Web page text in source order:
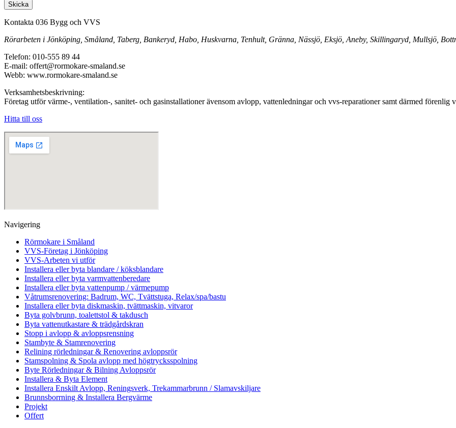
Skicka
Kontakta 036 Bygg och VVS
Rörarbeten i Jönköping, Småland, Taberg, Bankeryd, Habo, Huskvarna, Tenhult, Gränna, Nässjö, Eksjö, Aneby, Skillingaryd, Mullsjö,
Telefon: 010-555 89 44
E-mail: offert@rormokare-smaland.se
Webb: www.rormokare-smaland.se
Verksamhetsbeskrivning:
Företag utför värme-, ventilation-, sanitet- och gasinstallationer ävensom avlopp, vattenledningar och vvs-reparationer samt därmed förenlig
Hitta till oss
Navigering
Rörmokare i Småland
VVS-Företag i Jönköping
VVS-Arbeten vi utför
Installera eller byta blandare / köksblandare
Installera eller byta varmvattenberedare
Installera eller byta vattenpump / värmepump
Våtrumsrenovering: Badrum, WC, Tvättstuga, Relax/spa/bastu
Installera eller byta diskmaskin, tvättmaskin, vitvaror
Byta golvbrunn, toalettstol & takdusch
Byta vattenutkastare & trädgårdskran
Stopp i avlopp & avloppsrensning
Stambyte & Stamrenovering
Relining rörledningar & Renovering avloppsrör
Stamspolning & Spola avlopp med högtrycksspolning
Byte Rörledningar & Bilning Avloppsrör
Installera & Byta Element
Installera Enskilt Avlopp, Reningsverk, Trekammarbrunn / Slamavskiljare
Brunnsborrning & Installera Bergvärme
Projekt
Offert